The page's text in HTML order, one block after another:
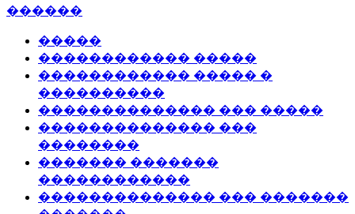
������
�����
������������ �����
������������ ����� �
����������
�������������� ��� �����
�������������� ���
��������
������� �������
������������
�������������� ��� �������